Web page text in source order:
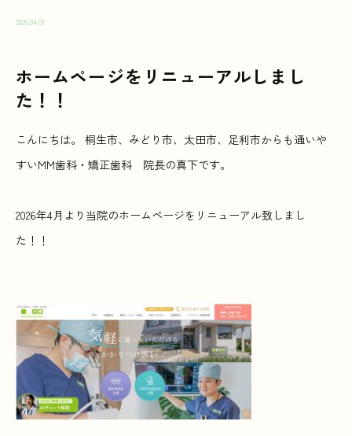
2026.04.01
ホームページをリニューアルしまし
た！！
こんにちは。 桐生市、みどり市、太田市、足利市からも通いや
すいMM歯科・矯正歯科 院長の真下です。
2026年4月より当院のホームページをリニューアル致しまし
た！！